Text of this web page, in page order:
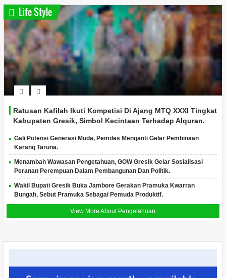
Life Style
Ratusan Kafilah Ikuti Kompetisi Di Ajang MTQ XXXI Tingkat
Kabupaten Gresik, Simbol Kecintaan Terhadap Alquran.
Gali Potensi Generasi Muda, Pemdes Menganti Gelar Pembinaan
Karang Taruna.
Menambah Wawasan Pengetahuan, GOW Gresik Gelar Sosialisasi
Peranan Perempuan Dalam Pembangunan Dan Politik.
Wakil Bupati Gresik Buka Jambore Gerakan Pramuka Kwarran
Bungah, Sebut Pramuka Sebagai Pemuda Produktif.
View More About Pengetahuan